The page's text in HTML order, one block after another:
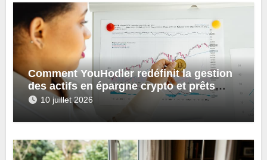
Comment YouHodler redéfinit la gestion
des actifs en épargne crypto et prêts
numériques ?
10 juillet 2026